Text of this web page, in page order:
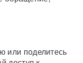
или поделитесь